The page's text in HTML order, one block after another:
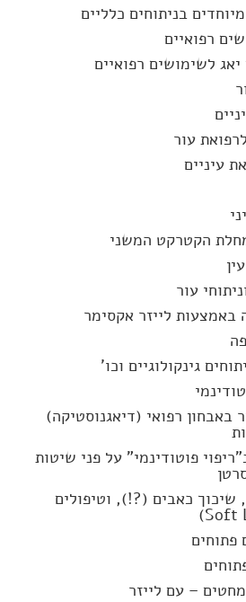
בניתוחים כלליים
יאג לשימושים רפואיים
עור
עיניים
הקטרקט המשני
עור
באמצעות לייזר אקסימר
גינקולוגיים וכו'
באבחון רפואי (דיאגנוסטיקה)
פוטודינמי" על פני שיטות
שיכוך כאבים (?!), וטיפולים
פתוחים
– עם לייזר